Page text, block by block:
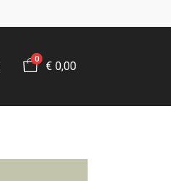
0
€ 0,00